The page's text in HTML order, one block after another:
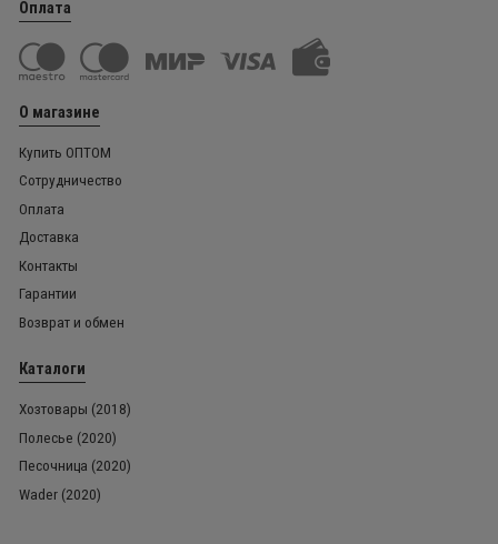
Оплата
О магазине
Купить ОПТОМ
Сотрудничество
Оплата
Доставка
Контакты
Гарантии
Возврат и обмен
Каталоги
Хозтовары (2018)
Полесье (2020)
Песочница (2020)
Wader (2020)